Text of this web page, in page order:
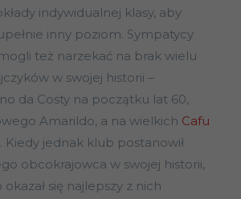
indywidualnej klasy, aby
inny poziom. Sympatycy
też narzekać na brak wielu
w swojej historii –
da Costy na początku lat 60,
Amarildo, a na wielkich Cafu
Kiedy jednak klub postanowił
obcokrajowca w swojej historii,
okazał się najlepszy z nich